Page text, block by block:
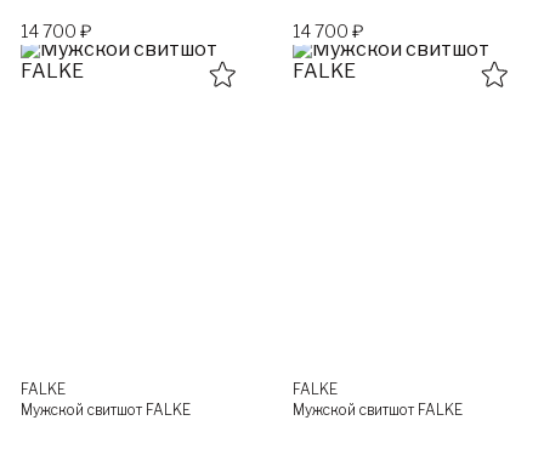
14 700 ₽ 14 700 ₽
FALKE
Мужской свитшот FALKE
FALKE
Мужской свитшот FALKE